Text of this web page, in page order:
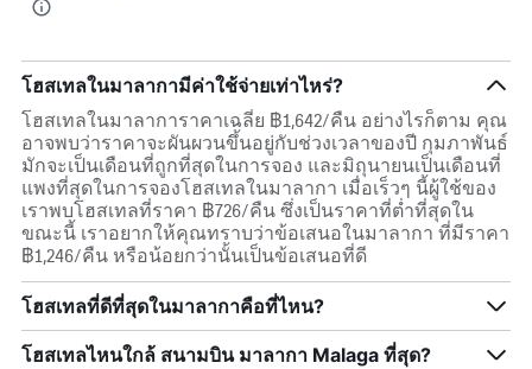
โฮสเทลในมาลากามีค่าใช้จ่ายเท่าไหร่?
โฮสเทลในมาลาการาคาเฉลี่ย ฿1,642/คืน อย่างไรก็ตาม คุณ
อาจพบว่าราคาจะผันผวนขึ้นอยู่กับช่วงเวลาของปี กุมภาพันธ์
มักจะเป็นเดือนที่ถูกที่สุดในการจอง และมิถุนายนเป็นเดือนที่
แพงที่สุดในการจองโฮสเทลในมาลากา เมื่อเร็วๆ นี้ผู้ใช้ของ
เราพบโฮสเทลที่ราคา ฿726/คืน ซึ่งเป็นราคาที่ต่ำที่สุดใน
ขณะนี้ เราอยากให้คุณทราบว่าข้อเสนอในมาลากา ที่มีราคา
฿1,246/คืน หรือน้อยกว่านั้นเป็นข้อเสนอที่ดี
โฮสเทลที่ดีที่สุดในมาลากาคือที่ไหน?
โฮสเทลไหนใกล้ สนามบิน มาลากา Malaga ที่สุด?